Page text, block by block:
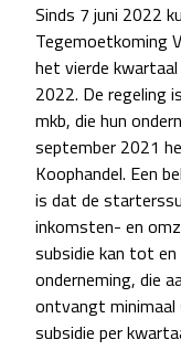
Sinds 7 juni 2022
Tegemoetkoming
het vierde
2022. De regeling
mkb, die hun
september 2021
Koophandel. Een
is dat de
inkomsten- en
subsidie kan tot
onderneming, die
ontvangt minimaal
subsidie per